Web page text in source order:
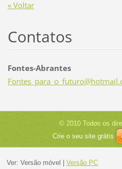
« Voltar
Contatos
Fontes-Abrantes
Fontes_para_o_futuro@hot
© 2010 Todos os
Crie o seu site grátis
Ver: Versão móvel Versão PC